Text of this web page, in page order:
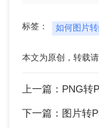
5、转换完成
方法二、
对于需要频
操作为例。
标签： 如何图片
本文为原创，转载